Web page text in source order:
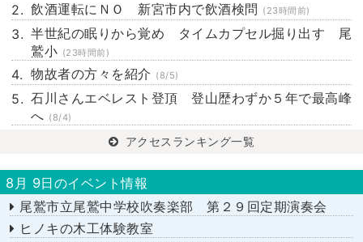
飲酒運転にＮＯ 新宮市内で飲酒検問 (23時間前)
半世紀の眠りから覚め タイムカプセル掘り出す 尾
鷲小 (23時間前)
物故者の方々を紹介 (8/5)
石川さんエベレスト登頂 登山歴わずか５年で最高峰
へ (8/4)
アクセスランキング一覧
8月 9日のイベント情報
尾鷲市立尾鷲中学校吹奏楽部 第２９回定期演奏会
ヒノキの木工体験教室